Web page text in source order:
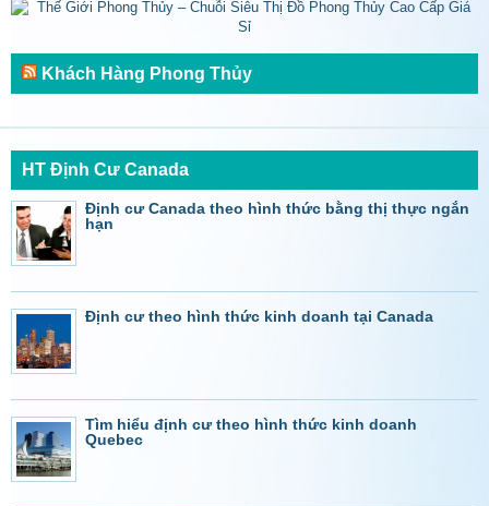
Khách Hàng Phong Thủy
HT Định Cư Canada
Định cư Canada theo hình thức bằng thị thực ngắn
hạn
Định cư theo hình thức kinh doanh tại Canada
Tìm hiểu định cư theo hình thức kinh doanh
Quebec